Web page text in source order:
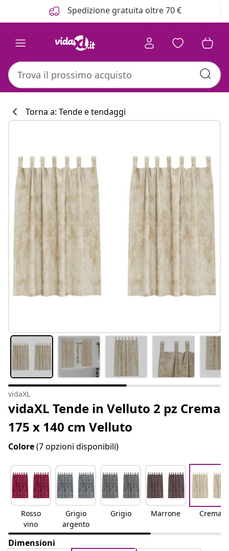
Spedizione gratuita oltre 70 €
Torna a: Tende e tendaggi
vidaXL
vidaXL Tende in Velluto 2 pz Crema
175 x 140 cm Velluto
Colore(7 opzioni disponibili)
Rosso
vino
Grigio
argento
Grigio Marrone Crema
Dimensioni